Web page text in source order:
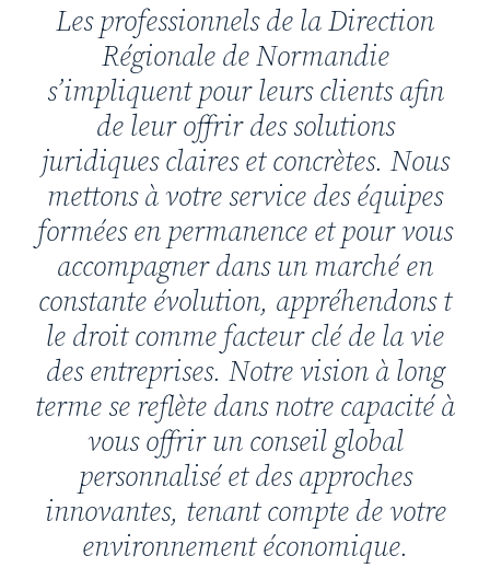
Les professionnels de la Direction
Régionale de Normandie
s’impliquent pour leurs clients afin
de leur offrir des solutions
juridiques claires et concrètes. Nous
mettons à votre service des équipes
formées en permanence et pour vous
accompagner dans un marché en
constante évolution, appréhendons t
le droit comme facteur clé de la vie
des entreprises. Notre vision à long
terme se reflète dans notre capacité à
vous offrir un conseil global
personnalisé et des approches
innovantes, tenant compte de votre
environnement économique.